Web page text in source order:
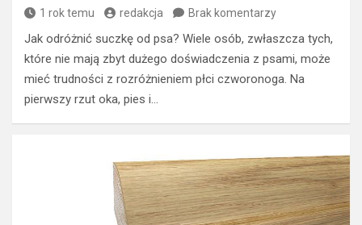
1 rok temu redakcja Brak komentarzy
Jak odróżnić suczkę od psa? Wiele osób, zwłaszcza tych,
które nie mają zbyt dużego doświadczenia z psami, może
mieć trudności z rozróżnieniem płci czworonoga. Na
pierwszy rzut oka, pies i…